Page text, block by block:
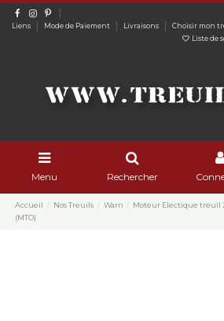
Liens Mode de Paiement Livraisons Choisir mon
Liste de
Menu Rechercher
Accueil Nos Treuils Warn
Moteur Electique treuil
(MTO)